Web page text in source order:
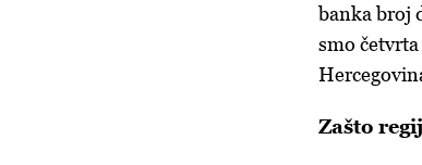
banka broj
smo
Zašto